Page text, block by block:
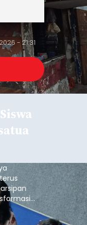
- 21:31
V SD